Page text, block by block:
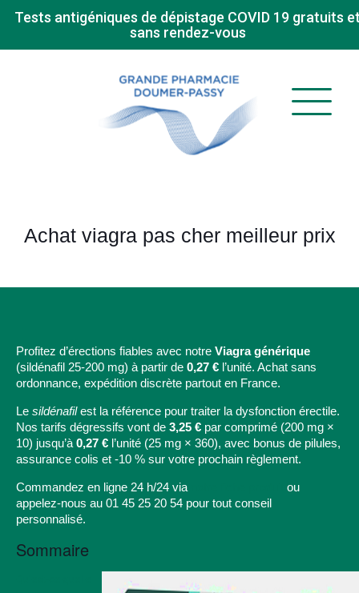
Tests antigéniques de dépistage COVID 19 gratuits
sans rendez-vous
Achat viagra pas cher meilleur prix
Profitez d’érections fiables avec notre Viagra générique
(sildénafil 25-200 mg) à partir de 0,27 € l’unité. Achat sans
ordonnance, expédition discrète partout en France.
Le sildénafilest la référence pour traiter la dysfonction érectile.
Nos tarifs dégressifs vont de 3,25 € par comprimé (200 mg ×
10) jusqu’à 0,27 € l’unité (25 mg × 360), avec bonus de pilules,
assurance colis et -10 % sur votre prochain règlement.
Commandez en ligne 24 h/24 via
ou
appelez-nous au 01 45 25 20 54 pour tout conseil
personnalisé.
Sommaire